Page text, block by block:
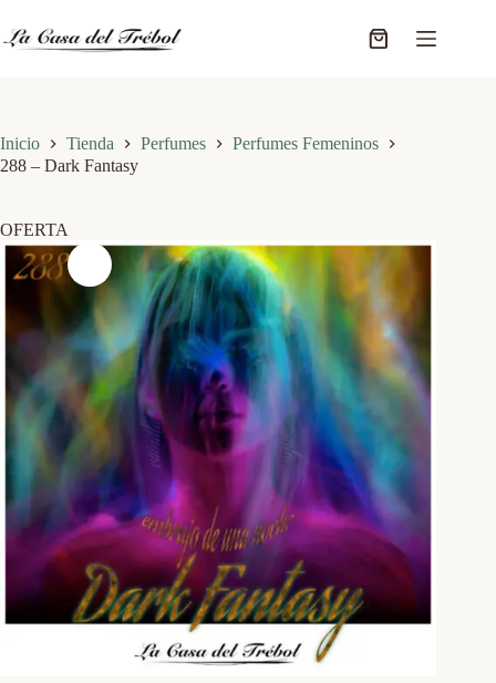
contenido
Carro
Inicio Tienda Perfumes
Perfumes Femeninos
288 – Dark Fantasy
OFERTA